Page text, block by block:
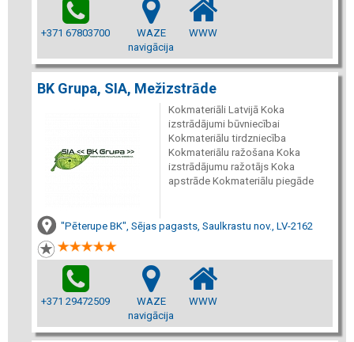
+371 67803700
WAZE
navigācija
WWW
BK Grupa, SIA, Mežizstrāde
Kokmateriāli Latvijā Koka
izstrādājumi būvniecībai
Kokmateriālu tirdzniecība
Kokmateriālu ražošana Koka
izstrādājumu ražotājs Koka
apstrāde Kokmateriālu piegāde
"Pēterupe BK", Sējas pagasts, Saulkrastu nov., LV-2162
+371 29472509
WAZE
navigācija
WWW